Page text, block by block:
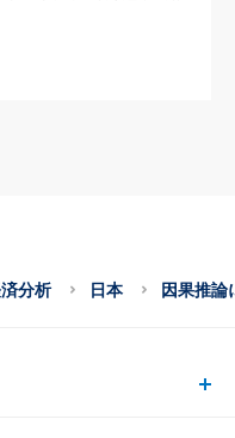
分析 日本 因果推論